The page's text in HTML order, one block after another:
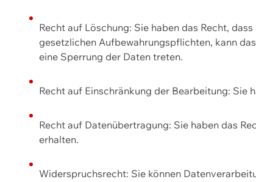
Recht auf Löschung: Sie haben das Recht,
gesetzlichen Aufbewahrungspflichten, kann
eine Sperrung der Daten treten.
Recht auf Einschränkung der Bearbeitung: Sie
Recht auf Datenübertragung: Sie haben das
erhalten.
Widerspruchsrecht: Sie können